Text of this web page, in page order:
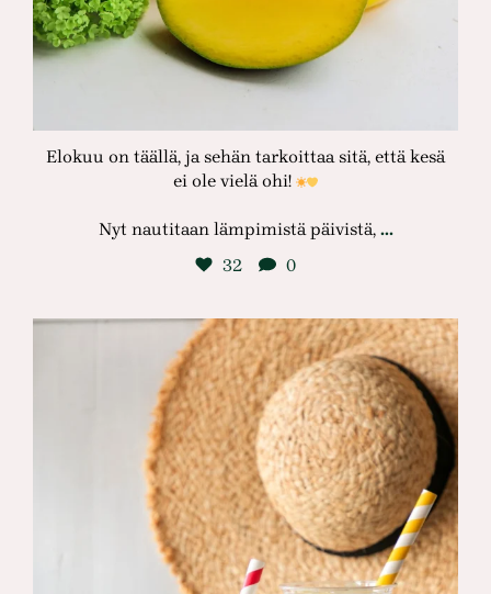
Elokuu on täällä, ja sehän tarkoittaa sitä, että kesä
ei ole vielä ohi!
Nyt nautitaan lämpimistä päivistä, …
32 0